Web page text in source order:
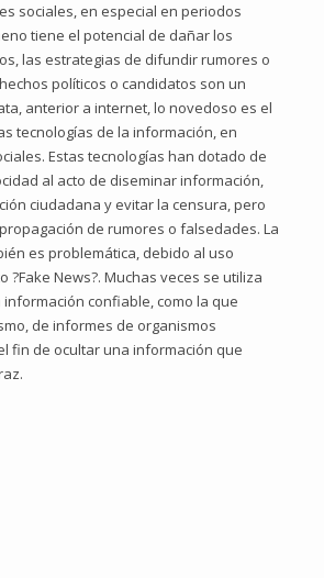
sociales, en especial en periodos
tiene el potencial de dañar los
las estrategias de difundir rumores o
políticos o candidatos son un
anterior a internet, lo novedoso es el
tecnologías de la información, en
Estas tecnologías han dotado de
al acto de diseminar información,
ciudadana y evitar la censura, pero
de rumores o falsedades. La
es problemática, debido al uso
?Fake News?. Muchas veces se utiliza
confiable, como la que
de informes de organismos
fin de ocultar una información que